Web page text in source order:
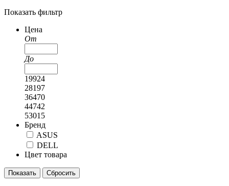
Показать фильтр
Цена
От
До
19924
28197
36470
44742
53015
Бренд
ASUS
DELL
Цвет товара
Показать